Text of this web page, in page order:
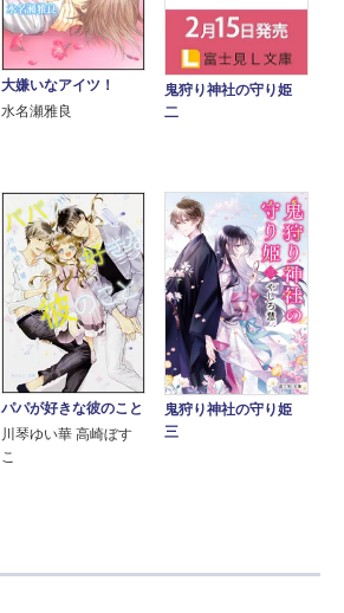
大嫌いなアイツ！
水名瀬雅良
鬼狩り神社の守り姫
二
パパが好きな彼のこと
川琴ゆい華 高崎ぼす
こ
鬼狩り神社の守り姫
三